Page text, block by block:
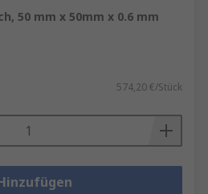
50 mm x 50mm x 0.6 mm
574,20 €/Stück